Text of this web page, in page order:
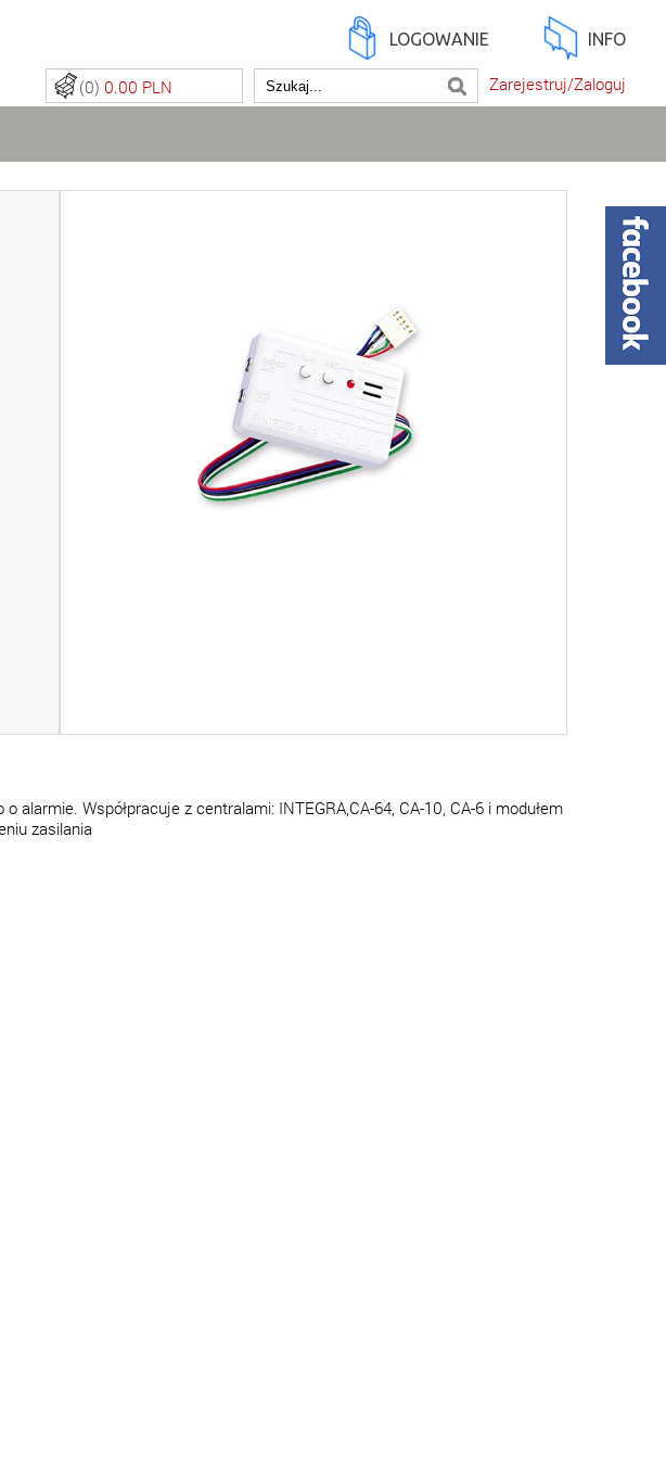
LOGOWANIE INFO
Zarejestruj/Zaloguj
(0) 0.00 PLN
Współpracuje z centralami: INTEGRA,CA-64, CA-10, CA-6 i modułem
zasilania